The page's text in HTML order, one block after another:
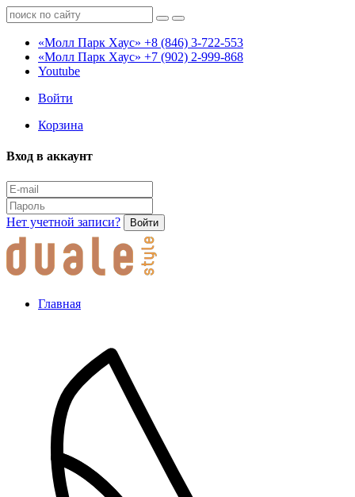
«Молл Парк Хаус» +8 (846) 3-722-553
«Молл Парк Хаус» +7 (902) 2-999-868
Youtube
Войти
Корзина
Вход в аккаунт
Нет учетной записи? Войти
Главная